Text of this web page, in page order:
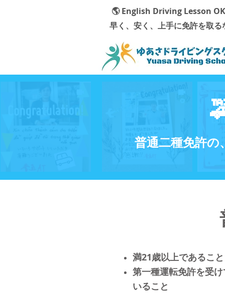
🌎 English Driving Lesson
早く、安く、上手に免許を取る
普通二種免許の
満21歳以上であること
第一種運転免許を受
いること